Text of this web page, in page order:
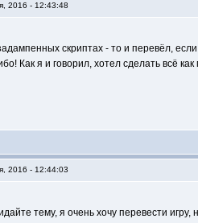
2016 - 12:43:48
скриптах - то и перевёл,
Как я и говорил, хотел сделать всё
2016 - 12:44:03
тему, я очень хочу перевести игру,